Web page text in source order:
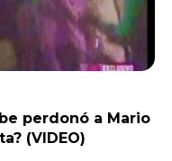
perdonó a Mario
(VIDEO)